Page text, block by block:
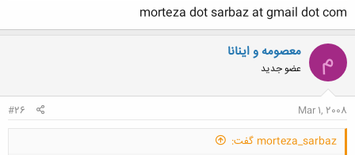
inam email man:
s_ra_sajjadi@yahoo.com
ta bad
morteza dot sarbaz at gmail dot com
م معصومه و اينانا
عضو جدید
Mar 1, 2008
#26
morteza_sarbaz گفت: